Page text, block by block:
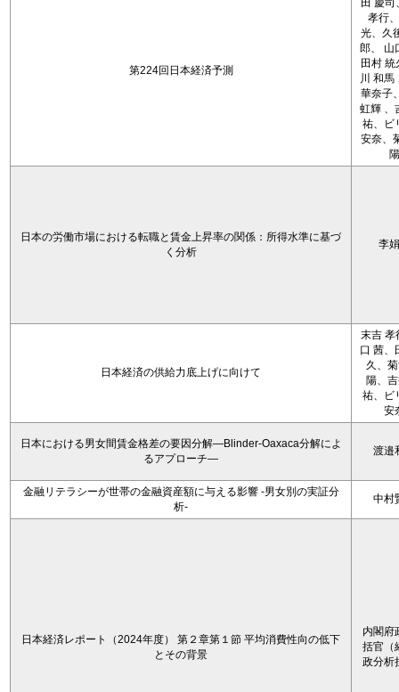
第224回日本経済予測
田 慶司
孝行
光、久
郎、 山
田村 統
川 和馬
華奈子
虹輝 、
祐、ビ
安奈、
陽
日本の労働市場における転職と賃金上昇率の関係：所得水準に基づ
く分析
李
日本経済の供給力底上げに向けて
末吉 孝
口 茜、
久、
陽、
祐、ビ
安
日本における男女間賃金格差の要因分解―Blinder-Oaxaca分解によ
るアプローチ―
渡邉
金融リテラシーが世帯の金融資産額に与える影響 -男女別の実証分
析-
中村
日本経済レポート（2024年度） 第２章第１節 平均消費性向の低下
とその背景
内閣府
括官（
政分析